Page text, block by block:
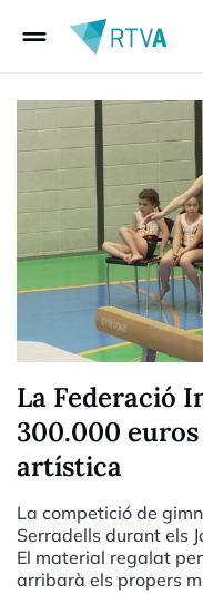
drag_handle
La Federació
300.000
artística
La competició de
Serradells durant els
El material regalat
arribarà els propers